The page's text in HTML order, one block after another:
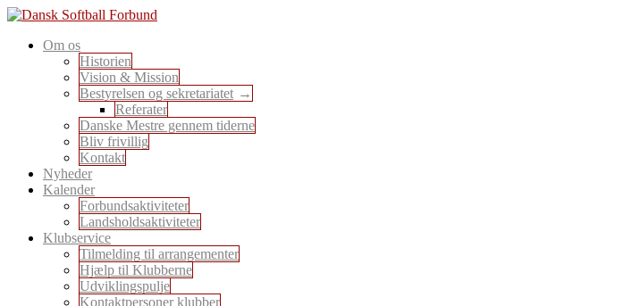
Skip
content
Dansk Softball Forbund
En sport for alle
Om os
Historien
Vision & Mission
Bestyrelsen og sekretariatet
Referater
Danske Mestre gennem tiderne
Bliv frivillig
Kontakt
Nyheder
Kalender
Forbundsaktiviteter
Landsholdsaktiviteter
Klubservice
Tilmelding til arrangementer
Hjælp til Klubberne
Udviklingspulje
Kontaktpersoner klubber